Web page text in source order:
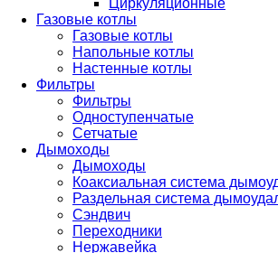
Циркуляционные
Газовые котлы
Газовые котлы
Напольные котлы
Настенные котлы
Фильтры
Фильтры
Одноступенчатые
Сетчатые
Дымоходы
Дымоходы
Коаксиальная система
Раздельная система
Сэндвич
Переходники
Нержавейка